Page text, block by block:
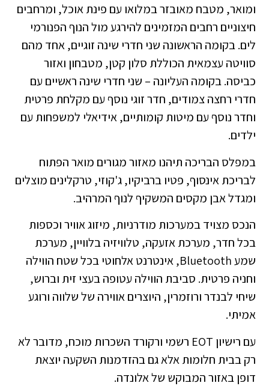
ומואר, מטבח מאובזר במלואו עם פינת אוכל, ומרחבים
חיצוניים רחבים המזמינים להירגע מול הנוף הפנורמי
לים. בקומה הראשונה שני חדרי שינה זוגיים, אחד מהם
סוויטה עצמאית הכוללת סלון קטן, מטבחון ואזור
כביסה. בקומה העליונה – שני חדרי שינה ראשיים עם
חדרי רחצה צמודים, חדר זוגי נוסף עם מקלחת פרטית
וחדר נוסף עם מיטות קומותיים, אידיאלי למשפחות עם
ילדים.
במפלס הבריכה תיהנו מאזור מגורים מואר הפתוח
לבריכת אינסוף, פטיו ברביקיו, ג'קוזי, טרקלינים מוצלים
ומגדל אבן מקסים המשקיף לנוף המרהיב.
הנכס מצויד במערכות מודרניות, מיזוג אוויר וכספות
בכל חדר, מערכת אזעקה, טלוויזיה בלוויין, מערכת
שמע Bluetooth, אינטרנט אלחוטי בכל שטח הווילה
וחניה פרטית. סביבת הווילה עטופה בעצי זית וברוש,
שיחי לבנדר ורוזמרין, היוצרים אווירה של שלווה ורוגע
אמיתי.
עם רישיון EOT רשמי ורקורד השכרות מוכח, מדובר לא
רק בבית חלומות אלא גם בהזדמנות השקעה יוצאת
דופן באזור המבוקש של אלונדה.